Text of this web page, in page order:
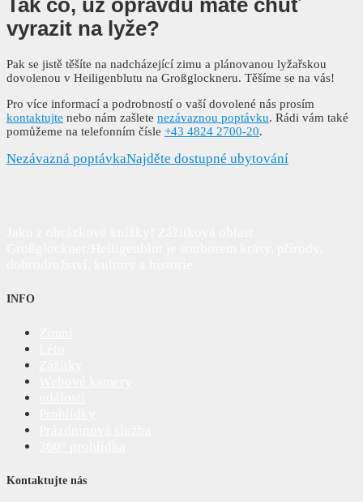
vyrazit na lyže?
Pak se jistě těšíte na nadcházející zimu a plánovanou lyžařskou
dovolenou v Heiligenblutu na Großglockneru. Těšíme se na vás!
Pro více informací a podrobností o vaší dovolené nás prosím
kontaktujte nebo nám zašlete nezávaznou poptávku. Rádi vám také
pomůžeme na telefonním čísle +43 4824 2700-20.
Nezávazná poptávkaNajděte dostupné ubytování
INFO
Kontaktujte nás